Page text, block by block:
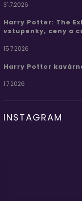
31.7.2026
Harry Potter: The
vstupenky, ceny a
15.7.2026
Harry Potter
1.7.2026
INSTAGRAM